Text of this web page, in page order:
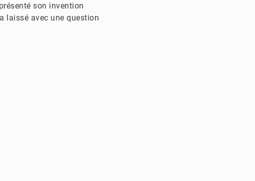
son invention
laissé avec une question